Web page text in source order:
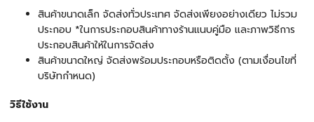
สินค้าขนาดเล็ก จัดส่งทั่วประเทศ จัดส่งเพียงอย่างเดียว ไม่รวม
ประกอบ *ในการประกอบสินค้าทางร้านแนบคู่มือ และภาพวิธีการ
ประกอบสินค้าให้ในการจัดส่ง
สินค้าขนาดใหญ่ จัดส่งพร้อมประกอบหรือติดตั้ง (ตามเงื่อนไขที่
บริษัทกำหนด)
วิธีใช้งาน